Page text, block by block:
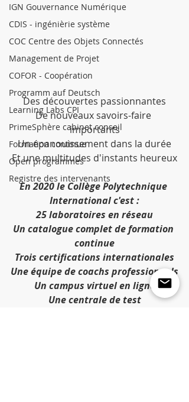
IGN Gouvernance Numérique
CDIS - ingénièrie système
COC Centre des Objets Connectés
Management de Projet
COFOR - Coopération
Programm auf Deutsch
Learning Labs CPI
PrimeSphère cabinet conseil
Formation continue
Open programmes
Registre des intervenants
Des découvertes passionnantes
De nouveaux savoirs-faire
importants
Un épanouissement dans la durée
Et une multitudes d'instants heureux
En 2020 le Collège Polytechnique
International c'est :
25 laboratoires en réseau
Un catalogue complet de formation
continue
Trois certifications internationales
Une équipe de coachs professionnels
Un campus virtuel en ligne
Une centrale de test